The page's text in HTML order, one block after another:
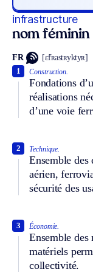
infrastructure
nom féminin
FR [ɛ̃fʀastʀyktyʀ]
Construction.
Fondations
réalisations
d’une voie
1
Technique.
Ensemble des
aérien,
sécurité des
2
Économie.
Ensemble des
matériels
collectivité.
3